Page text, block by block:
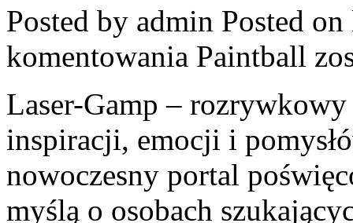
Posted by admin Posted
komentowania Paintball
Laser-Gamp –
inspiracji, emocji i
nowoczesny portal
myślą o osobach